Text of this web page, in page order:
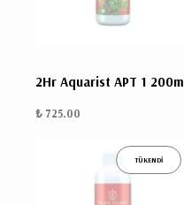
2Hr Aquarist APT 1 200ml
₺ 725.00
TÜKENDİ